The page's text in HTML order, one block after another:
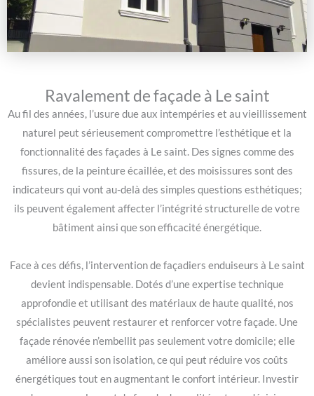
Ravalement de façade à Le saint
Au fil des années, l’usure due aux intempéries et au vieillissement
naturel peut sérieusement compromettre l’esthétique et la
fonctionnalité des façades à Le saint. Des signes comme des
fissures, de la peinture écaillée, et des moisissures sont des
indicateurs qui vont au-delà des simples questions esthétiques;
ils peuvent également affecter l’intégrité structurelle de votre
bâtiment ainsi que son efficacité énergétique.
Face à ces défis, l’intervention de façadiers enduiseurs à Le saint
devient indispensable. Dotés d’une expertise technique
approfondie et utilisant des matériaux de haute qualité, nos
spécialistes peuvent restaurer et renforcer votre façade. Une
façade rénovée n’embellit pas seulement votre domicile; elle
améliore aussi son isolation, ce qui peut réduire vos coûts
énergétiques tout en augmentant le confort intérieur. Investir